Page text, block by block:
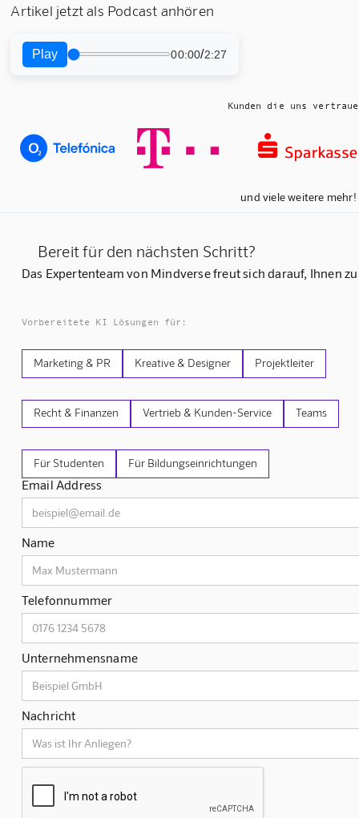
Artikel jetzt als Podcast anhören
Play 00:00/2:27
Kunden die uns
und viele weitere mehr!
Bereit für den nächsten Schritt?
Das Expertenteam von Mindverse freut sich darauf, Ihnen
Vorbereitete KI Lösungen für:
Marketing & PR Kreative & Designer Projektleiter
Recht & Finanzen Vertrieb & Kunden-Service Teams
Für Studenten Für Bildungseinrichtungen
Email Address
Name
Telefonnummer
Unternehmensname
Nachricht